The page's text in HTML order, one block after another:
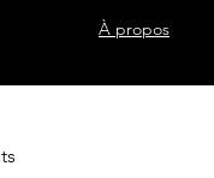
À propos